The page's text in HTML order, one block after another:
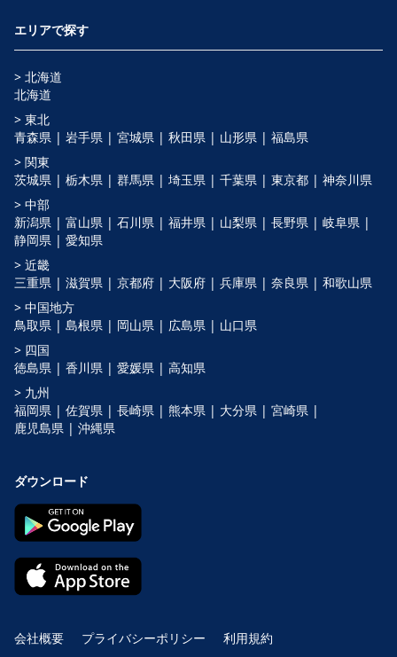
エリアで探す
> 北海道
北海道
> 東北
青森県 | 岩手県 | 宮城県 | 秋田県 | 山形県 | 福島県
> 関東
茨城県 | 栃木県 | 群馬県 | 埼玉県 | 千葉県 | 東京都 | 神奈川県
> 中部
新潟県 | 富山県 | 石川県 | 福井県 | 山梨県 | 長野県 | 岐阜県 |
静岡県 | 愛知県
> 近畿
三重県 | 滋賀県 | 京都府 | 大阪府 | 兵庫県 | 奈良県 | 和歌山県
> 中国地方
鳥取県 | 島根県 | 岡山県 | 広島県 | 山口県
> 四国
徳島県 | 香川県 | 愛媛県 | 高知県
> 九州
福岡県 | 佐賀県 | 長崎県 | 熊本県 | 大分県 | 宮崎県 |
鹿児島県 | 沖縄県
ダウンロード
会社概要 プライバシーポリシー 利用規約